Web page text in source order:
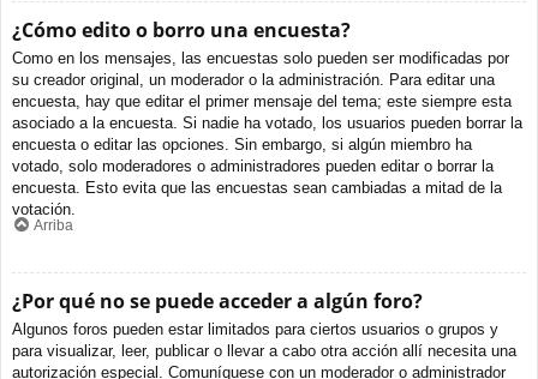
¿Cómo edito o borro una encuesta?
Como en los mensajes, las encuestas solo pueden ser modificadas por
su creador original, un moderador o la administración. Para editar una
encuesta, hay que editar el primer mensaje del tema; este siempre esta
asociado a la encuesta. Si nadie ha votado, los usuarios pueden borrar la
encuesta o editar las opciones. Sin embargo, si algún miembro ha
votado, solo moderadores o administradores pueden editar o borrar la
encuesta. Esto evita que las encuestas sean cambiadas a mitad de la
votación.
Arriba
¿Por qué no se puede acceder a algún foro?
Algunos foros pueden estar limitados para ciertos usuarios o grupos y
para visualizar, leer, publicar o llevar a cabo otra acción allí necesita una
autorización especial. Comuníquese con un moderador o administrador